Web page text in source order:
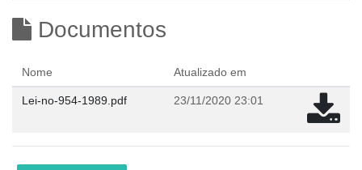
Documentos
Nome Atualizado em
Lei-no-954-1989.pdf 23/11/2020 23:01